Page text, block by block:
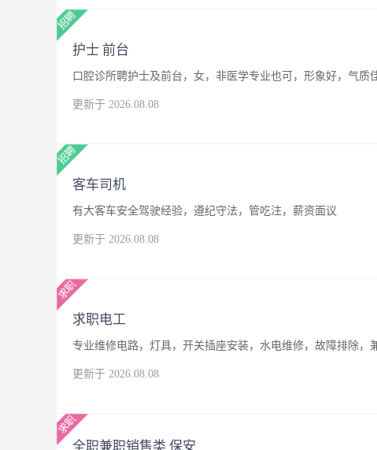
护士 前台
口腔诊所聘护士及前台，女，非医学专业也可，形象好，气质
更新于 2026.08.08
客车司机
有大客车安全驾驶经验，遵纪守法，管吃注，薪资面议
更新于 2026.08.08
求职电工
专业维修电路，灯具，开关插座安装，水电维修，故障排除，
更新于 2026.08.08
全职兼职销售类 保安